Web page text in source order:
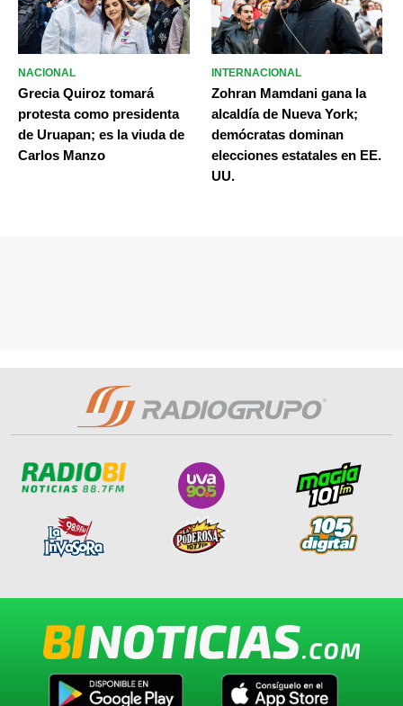
NACIONAL
Grecia Quiroz tomará
protesta como presidenta
de Uruapan; es la viuda de
Carlos Manzo
INTERNACIONAL
Zohran Mamdani gana la
alcaldía de Nueva York;
demócratas dominan
elecciones estatales en EE.
UU.